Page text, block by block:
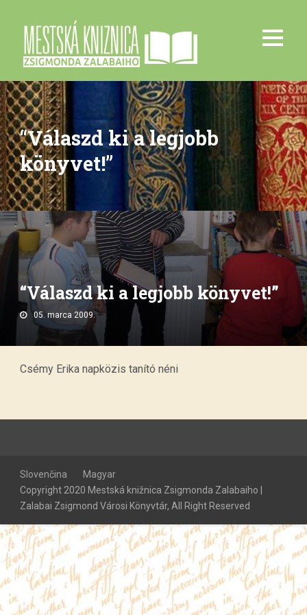
“Válaszd ki a legjobb
könyvet!”
“Válaszd ki a legjobb könyvet!”
05. marca 2009.
Csémy Erika napközis tanító néni
Slovenčina
Magyar
Copyright 2020 Mestská knižnica Zsigmonda Zalabaiho |
Zalabai Zsigmond Városi Könyvtár, All Right Reserved